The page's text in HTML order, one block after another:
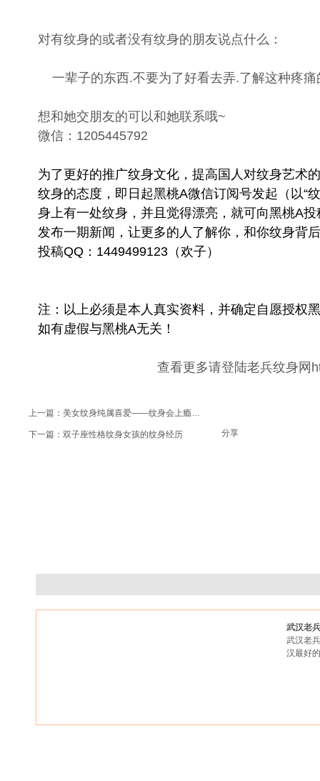
对有纹身的或者没有纹身的朋友说点什么：
一辈子的东西.不要为了好看去弄.了解这种疼痛
想和她交朋友的可以和她联系哦~ ​
微信：1205445792​
为了更好的推广纹身文化，提高国人对纹身艺术
纹身的态度，即日起黑桃A微信订阅号发起（以“
身上有一处纹身，并且觉得漂亮，就可向黑桃A
发布一期新闻，让更多的人了解你，和你纹身背
投稿QQ：1449499123（欢子）​
注：以上必须是本人真实资料，并确定自愿授权
如有虚假与黑桃A无关！
查看更多请登陆老兵纹身网
上一篇： 美女纹身纯属喜爱——纹身会上瘾的痛
下一篇： 双子座性格纹身女孩的纹身经历 分享
武汉老
武汉老
汉最好